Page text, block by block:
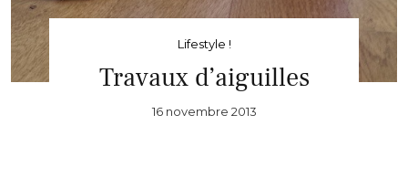
Lifestyle !
Travaux d’aiguilles
16 novembre 2013